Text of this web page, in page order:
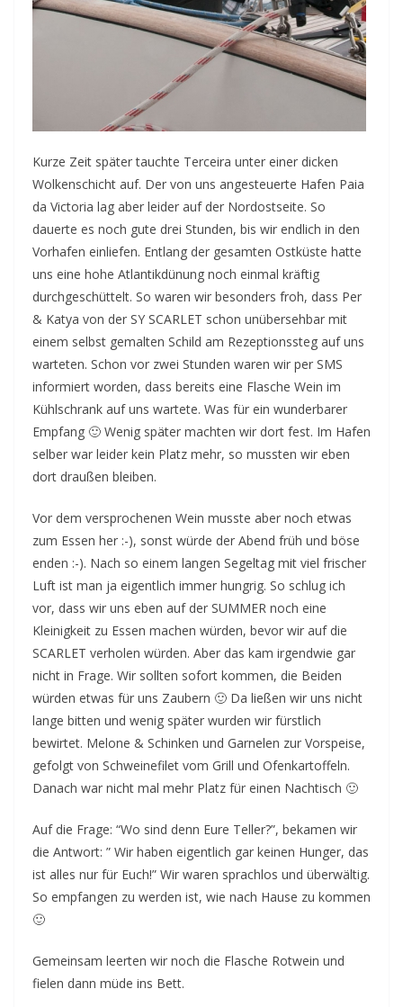
Kurze Zeit später tauchte Terceira unter einer dicken
Wolkenschicht auf. Der von uns angesteuerte Hafen Paia
da Victoria lag aber leider auf der Nordostseite. So
dauerte es noch gute drei Stunden, bis wir endlich in den
Vorhafen einliefen. Entlang der gesamten Ostküste hatte
uns eine hohe Atlantikdünung noch einmal kräftig
durchgeschüttelt. So waren wir besonders froh, dass Per
& Katya von der SY SCARLET schon unübersehbar mit
einem selbst gemalten Schild am Rezeptionssteg auf uns
warteten. Schon vor zwei Stunden waren wir per SMS
informiert worden, dass bereits eine Flasche Wein im
Kühlschrank auf uns wartete. Was für ein wunderbarer
Empfang 🙂 Wenig später machten wir dort fest. Im Hafen
selber war leider kein Platz mehr, so mussten wir eben
dort draußen bleiben.
Vor dem versprochenen Wein musste aber noch etwas
zum Essen her :-), sonst würde der Abend früh und böse
enden :-). Nach so einem langen Segeltag mit viel frischer
Luft ist man ja eigentlich immer hungrig. So schlug ich
vor, dass wir uns eben auf der SUMMER noch eine
Kleinigkeit zu Essen machen würden, bevor wir auf die
SCARLET verholen würden. Aber das kam irgendwie gar
nicht in Frage. Wir sollten sofort kommen, die Beiden
würden etwas für uns Zaubern 🙂 Da ließen wir uns nicht
lange bitten und wenig später wurden wir fürstlich
bewirtet. Melone & Schinken und Garnelen zur Vorspeise,
gefolgt von Schweinefilet vom Grill und Ofenkartoffeln.
Danach war nicht mal mehr Platz für einen Nachtisch 🙂
Auf die Frage: “Wo sind denn Eure Teller?”, bekamen wir
die Antwort: ” Wir haben eigentlich gar keinen Hunger, das
ist alles nur für Euch!” Wir waren sprachlos und überwältig.
So empfangen zu werden ist, wie nach Hause zu kommen
🙂
Gemeinsam leerten wir noch die Flasche Rotwein und
fielen dann müde ins Bett.